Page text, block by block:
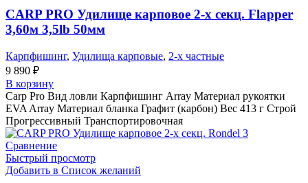
CARP PRO Удилище карповое 2-х секц. Flapper
3,60м 3,5lb 50мм
Карпфишинг, Удилища карповые, 2-х частные
9 890 ₽
В корзину
Carp Pro Вид ловли Карпфишинг Array Материал рукоятки
EVA Array Материал бланка Графит (карбон) Вес 413 г Строй
Прогрессивный Транспортировочная
Сравнение
Быстрый просмотр
Добавить в Список желаний